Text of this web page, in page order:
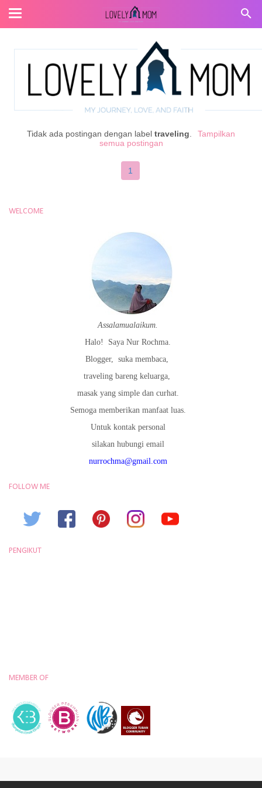
Tidak ada postingan dengan labeltraveling
Tampilkan
semua postingan
1
WELCOME
Assalamualaikum.
Halo!
Saya Nur Rochma.
Blogger, suka membaca,
traveling bareng keluarga,
masak yang simple dan curhat.
Semoga memberikan manfaat luas.
Untuk kontak personal
silakan hubungi email
nurrochma@gmail.com
FOLLOW ME
PENGIKUT
MEMBER OF